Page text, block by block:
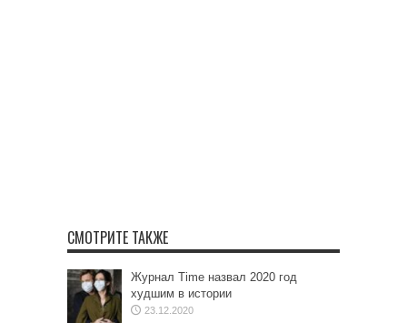
СМОТРИТЕ ТАКЖЕ
Журнал Time назвал 2020 год
худшим в истории
23.12.2020